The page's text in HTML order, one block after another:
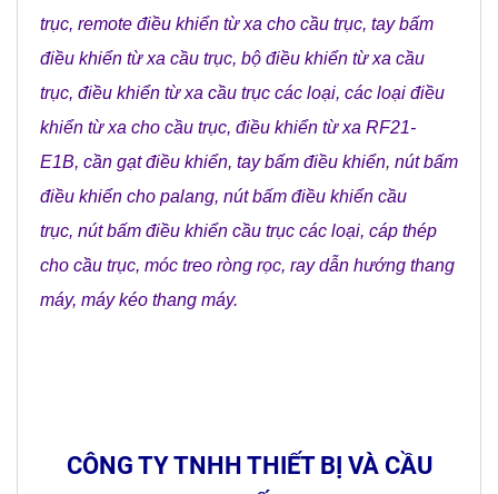
trục, remote điều khiển từ xa cho cầu trục, tay bấm
điều khiển từ xa cầu trục, bộ điều khiển từ xa cầu
trục, điều khiển từ xa cầu trục các loại, các loại điều
khiển từ xa cho cầu trục, điều khiển từ xa RF21-
E1B, cần gạt điều khiển, tay bấm điều khiển, nút bấm
điều khiển cho palang, nút bấm điều khiển cầu
trục, nút bấm điều khiển cầu trục các loại, cáp thép
cho cầu trục, móc treo ròng rọc, ray dẫn hướng thang
máy, máy kéo thang máy.
CÔNG TY TNHH THIẾT BỊ VÀ CẦU